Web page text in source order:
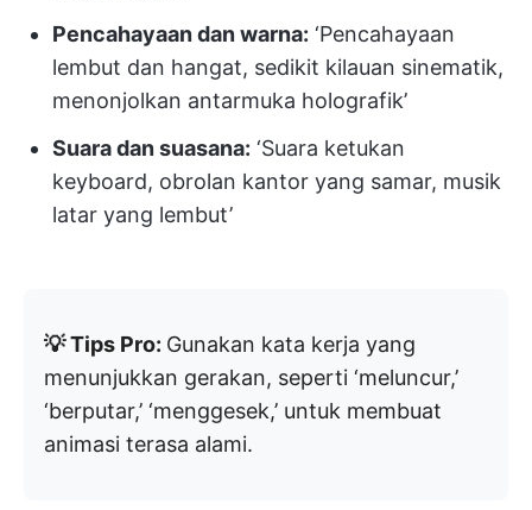
Pencahayaan dan warna: ‘Pencahayaan
lembut dan hangat, sedikit kilauan sinematik,
menonjolkan antarmuka holografik’
Suara dan suasana: ‘Suara ketukan
keyboard, obrolan kantor yang samar, musik
latar yang lembut’
💡 Tips Pro: Gunakan kata kerja yang
menunjukkan gerakan, seperti ‘meluncur,’
‘berputar,’ ‘menggesek,’ untuk membuat
animasi terasa alami.